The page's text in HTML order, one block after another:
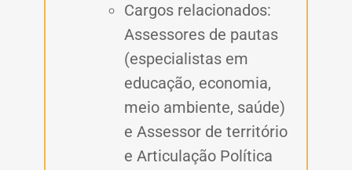
Cargos relacionados:
Assessores de pautas
(especialistas em
educação, economia,
meio ambiente, saúde)
e Assessor de território
e Articulação Política